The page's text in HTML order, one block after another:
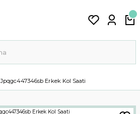
Jpqgc447346sb Erkek Kol Saati